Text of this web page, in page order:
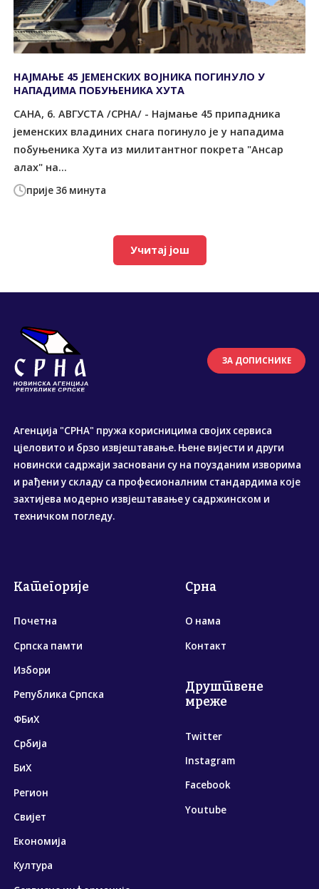
прије 36 минута
НАЈМАЊЕ 45 ЈЕМЕНСКИХ ВОЈНИКА ПОГИНУЛО У
НАПАДИМА ПОБУЊЕНИКА ХУТА
САНА, 6. АВГУСТА /СРНА/ - Најмање 45 припадника
јеменских владиних снага погинуло је у нападима
побуњеника Хута из милитантног покрета "Ансар
алах" на...
Учитај још
ЗА ДОПИСНИКЕ
Агенција "СРНА" пружа корисницима својих сервиса
цјеловито и брзо извјештавање. Њене вијести и други
новински садржаји засновани су на поузданим изворима
и рађени у складу са професионалним стандардима које
захтијева модерно извјештавање у садржинском и
техничком погледу.
Категорије
Почетна
Српска памти
Избори
Република Српска
ФБиХ
Србија
БиХ
Регион
Свијет
Економија
Култура
Срна
О нама
Контакт
Друштвене
мреже
Twitter
Instagram
Facebook
Youtube